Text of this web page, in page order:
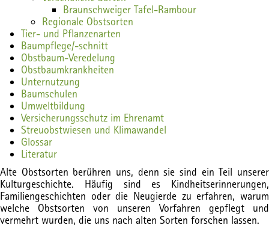
Braunschweiger Tafel-Rambour
Regionale Obstsorten
Tier- und Pflanzenarten
Baumpflege/-schnitt
Obstbaum-Veredelung
Obstbaumkrankheiten
Unternutzung
Baumschulen
Umweltbildung
Versicherungsschutz im Ehrenamt
Streuobstwiesen und Klimawandel
Glossar
Literatur
Alte Obstsorten berühren uns, denn sie sind ein Teil unserer
Kulturgeschichte. Häufig sind es Kindheitserinnerungen,
Familiengeschichten oder die Neugierde zu erfahren, warum
welche Obstsorten von unseren Vorfahren gepflegt und
vermehrt wurden, die uns nach alten Sorten forschen lassen.